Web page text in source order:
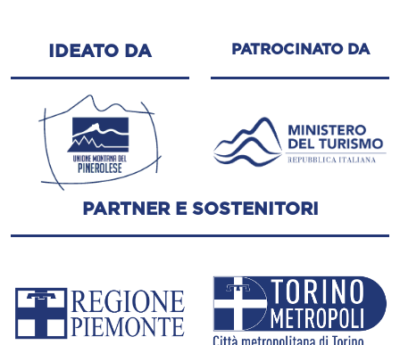
IDEATO DA PATROCINATO DA
PARTNER E SOSTENITORI